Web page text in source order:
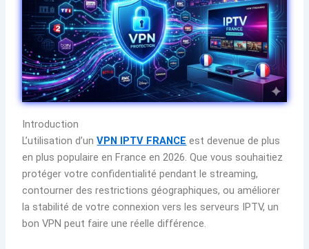
Introduction
L’utilisation d’unVPN IPTV FRANCE est devenue de plus
en plus populaire en France en 2026. Que vous souhaitiez
protéger votre confidentialité pendant le streaming,
contourner des restrictions géographiques, ou améliorer
la stabilité de votre connexion vers les serveurs IPTV, un
bon VPN peut faire une réelle différence.